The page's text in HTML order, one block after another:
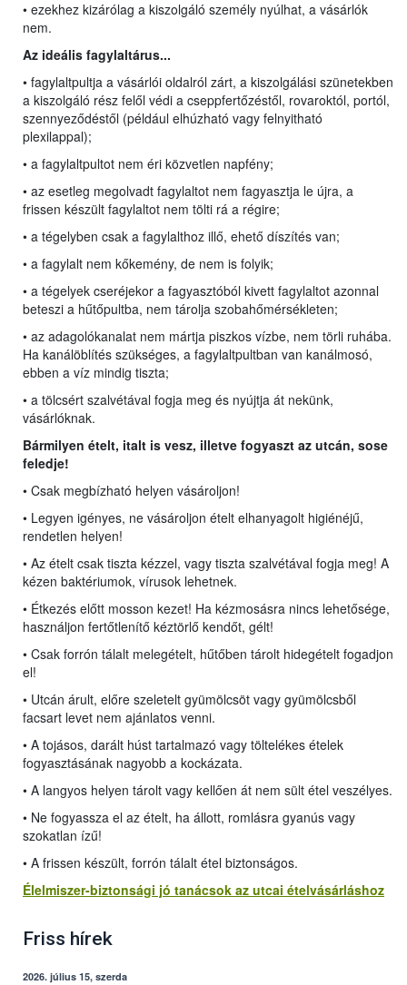
• ezekhez kizárólag a kiszolgáló személy nyúlhat, a vásárlók
nem.
Az ideális fagylaltárus...
• fagylaltpultja a vásárlói oldalról zárt, a kiszolgálási szünetekben
a kiszolgáló rész felől védi a cseppfertőzéstől, rovaroktól, portól,
szennyeződéstől (például elhúzható vagy felnyitható
plexilappal);
• a fagylaltpultot nem éri közvetlen napfény;
• az esetleg megolvadt fagylaltot nem fagyasztja le újra, a
frissen készült fagylaltot nem tölti rá a régire;
• a tégelyben csak a fagylalthoz illő, ehető díszítés van;
• a fagylalt nem kőkemény, de nem is folyik;
• a tégelyek cseréjekor a fagyasztóból kivett fagylaltot azonnal
beteszi a hűtőpultba, nem tárolja szobahőmérsékleten;
• az adagolókanalat nem mártja piszkos vízbe, nem törli ruhába.
Ha kanálöblítés szükséges, a fagylaltpultban van kanálmosó,
ebben a víz mindig tiszta;
• a tölcsért szalvétával fogja meg és nyújtja át nekünk,
vásárlóknak.
Bármilyen ételt, italt is vesz, illetve fogyaszt az utcán, sose
feledje!
• Csak megbízható helyen vásároljon!
• Legyen igényes, ne vásároljon ételt elhanyagolt higiénéjű,
rendetlen helyen!
• Az ételt csak tiszta kézzel, vagy tiszta szalvétával fogja meg! A
kézen baktériumok, vírusok lehetnek.
• Étkezés előtt mosson kezet! Ha kézmosásra nincs lehetősége,
használjon fertőtlenítő kéztörlő kendőt, gélt!
• Csak forrón tálalt melegételt, hűtőben tárolt hidegételt fogadjon
el!
• Utcán árult, előre szeletelt gyümölcsöt vagy gyümölcsből
facsart levet nem ajánlatos venni.
• A tojásos, darált húst tartalmazó vagy töltelékes ételek
fogyasztásának nagyobb a kockázata.
• A langyos helyen tárolt vagy kellően át nem sült étel veszélyes.
• Ne fogyassza el az ételt, ha állott, romlásra gyanús vagy
szokatlan ízű!
• A frissen készült, forrón tálalt étel biztonságos.
Élelmiszer-biztonsági jó tanácsok az utcai ételvásárláshoz
Friss hírek
2026. július 15, szerda